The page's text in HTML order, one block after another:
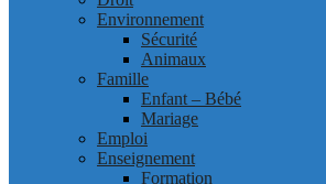
Environnement
Sécurité
Animaux
Famille
Enfant – Bébé
Mariage
Emploi
Enseignement
Formation